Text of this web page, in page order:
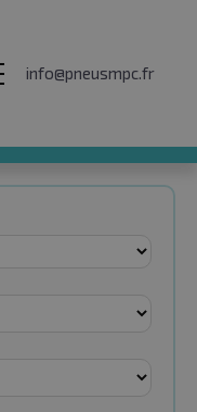
info@pneusmpc.fr